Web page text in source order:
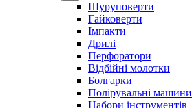
Шуруповерти
Гайковерти
Імпакти
Дрилі
Перфоратори
Відбійні молотки
Болгарки
Полірувальні машини
Набори інструментів